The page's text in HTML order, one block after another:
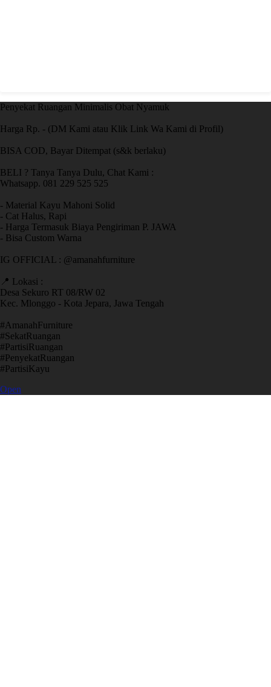
Penyekat Ruangan Minimalis Obat Nyamuk
Harga Rp. - (DM Kami atau Klik Link Wa Kami di Profil)
BISA COD, Bayar Ditempat (s&k berlaku)
BELI ? Tanya Tanya Dulu, Chat Kami :
Whatsapp. 081 229 525 525
- Material Kayu Mahoni Solid
- Cat Halus, Rapi
- Harga Termasuk Biaya Pengiriman P. JAWA
- Bisa Custom Warna
IG OFFICIAL : @amanahfurniture
📍 Lokasi :
Desa Sekuro RT 08/RW 02
Kec. Mlonggo - Kota Jepara, Jawa Tengah
​#AmanahFurniture
​#SekatRuangan
​#PartisiRuangan
​#PenyekatRuangan
​#PartisiKayu
Open